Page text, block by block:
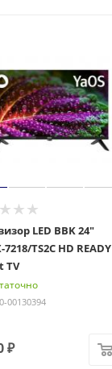
LED BBK 24"
7218/TS2C HD READY
TV
00130394
₽